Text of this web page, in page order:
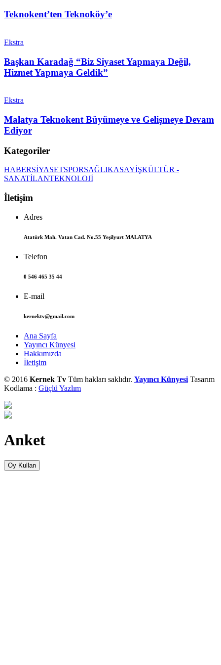
Teknokent’ten Teknoköy’e
Ekstra
Başkan Karadağ “Biz Siyaset Yapmaya Değil,
Hizmet Yapmaya Geldik”
Ekstra
Malatya Teknokent Büyümeye ve Gelişmeye Devam
Ediyor
Kategoriler
HABERSİYASETSPORSAĞLIKASAYİŞKÜLTÜR -
SANATİLANTEKNOLOJİ
İletişim
Adres
Atatürk Mah. Vatan Cad. No.55 Yeşilyurt MALATYA
Telefon
0 546 465 35 44
E-mail
kernektv@gmail.com
Ana Sayfa
Yayıncı Künyesi
Hakkımızda
İletişim
© 2016 Kernek Tv Tüm hakları saklıdır. Yayıncı Künyesi Tasarım
Kodlama : Güçlü Yazlım
Anket